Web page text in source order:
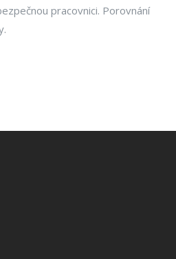
pracovnici. Porovnání